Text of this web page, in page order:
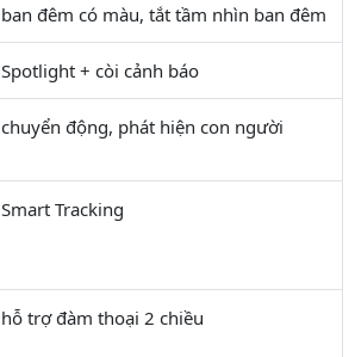
ban đêm có màu, tắt tầm nhìn ban đêm
Spotlight + còi cảnh báo
chuyển động, phát hiện con người
Smart Tracking
hỗ trợ đàm thoại 2 chiều